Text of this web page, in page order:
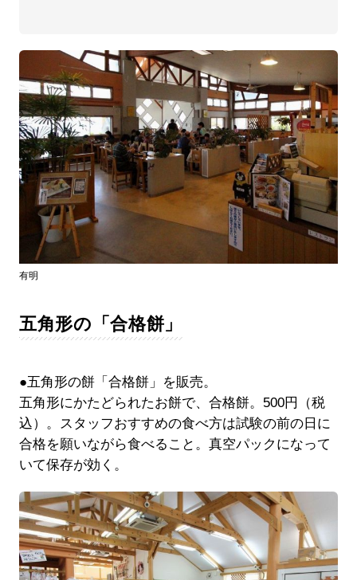
有明
五角形の「合格餅」
●五角形の餅「合格餅」を販売。
五角形にかたどられたお餅で、合格餅。500円（税
込）。スタッフおすすめの食べ方は試験の前の日に
合格を願いながら食べること。真空パックになって
いて保存が効く。